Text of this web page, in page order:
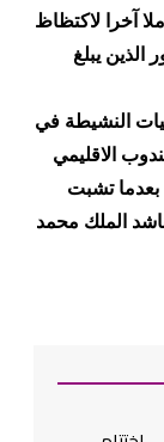
آخرا لاكتظاظ
الذين يبلغ
النشيطة في
الاقليمي
بعدما تشبت
الملك محمد